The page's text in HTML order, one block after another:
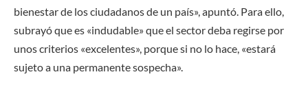
bienestar de los ciudadanos de un país», apuntó. Para ello,
subrayó que es «indudable» que el sector deba regirse por
unos criterios «excelentes», porque si no lo hace, «estará
sujeto a una permanente sospecha».